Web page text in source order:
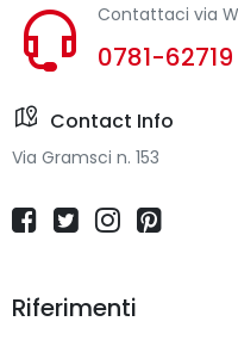
Contattaci via
0781-62719
Contact Info
Via Gramsci n. 153
Riferimenti